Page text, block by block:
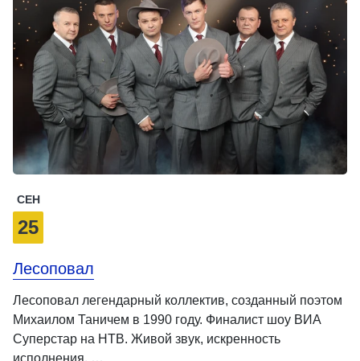
СЕН
25
Лесоповал
Лесоповал легендарный коллектив, созданный поэтом
Михаилом Таничем в 1990 году. Финалист шоу ВИА
Суперстар на НТВ. Живой звук, искренность